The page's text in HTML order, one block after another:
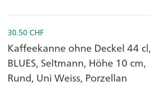
30.50CHF
Kaffeekanne ohne Deckel 44 cl,
BLUES, Seltmann, Höhe 10 cm,
Rund, Uni Weiss, Porzellan